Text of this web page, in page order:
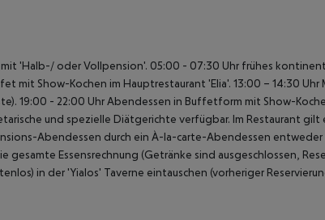
'Halb-/ oder Vollpension'. 05:00 - 07:30 Uhr frühes
mit Show-Kochen im Hauptrestaurant 'Elia'. 13:00 – 14:30
19:00 - 22:00 Uhr Abendessen in Buffetform mit Show-
und spezielle Diätgerichte verfügbar. Im Restaurant
Abendessen durch ein À-la-carte-Abendessen
gesamte Essensrechnung (Getränke sind ausgeschlossen,
in der 'Yialos' Taverne eintauschen (vorheriger